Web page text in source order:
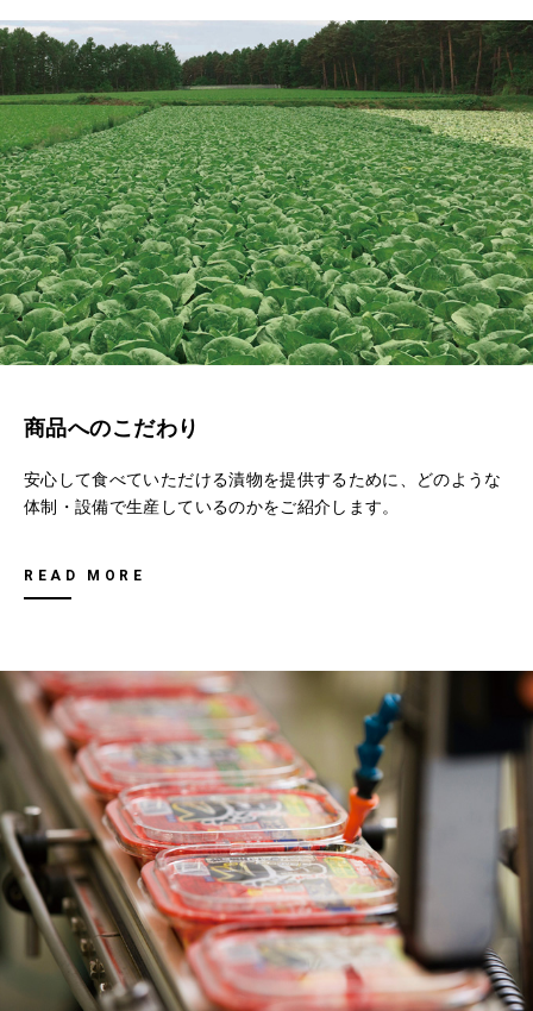
商品へのこだわり
安心して食べていただける漬物を提供するために、どのような
体制・設備で生産しているのかをご紹介します。
READ MORE